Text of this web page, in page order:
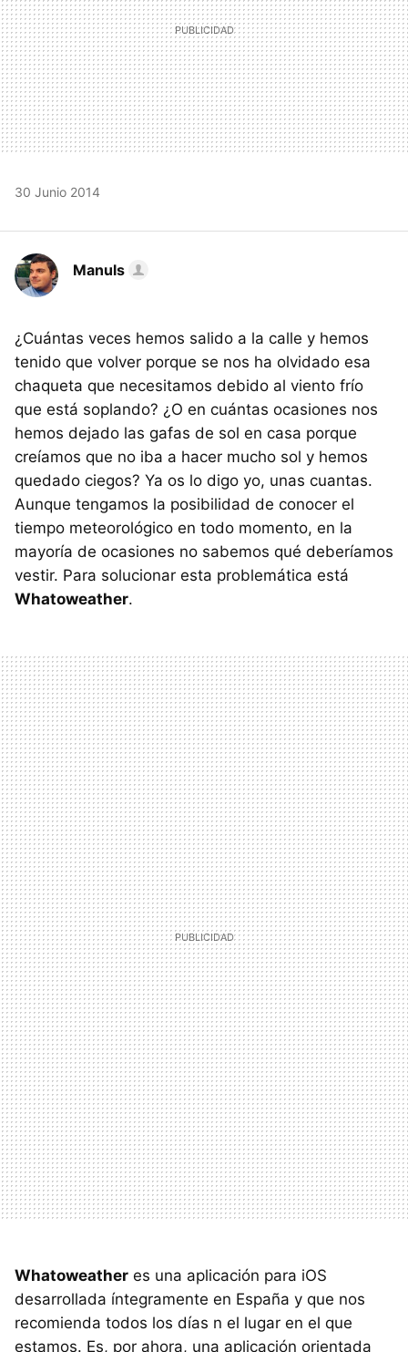
30 Junio 2014
Manuls
¿Cuántas veces hemos salido a la calle y hemos
tenido que volver porque se nos ha olvidado esa
chaqueta que necesitamos debido al viento frío
que está soplando? ¿O en cuántas ocasiones nos
hemos dejado las gafas de sol en casa porque
creíamos que no iba a hacer mucho sol y hemos
quedado ciegos? Ya os lo digo yo, unas cuantas.
Aunque tengamos la posibilidad de conocer el
tiempo meteorológico en todo momento, en la
mayoría de ocasiones no sabemos qué deberíamos
vestir. Para solucionar esta problemática está
Whatoweather.
Whatoweather es una aplicación para iOS
desarrollada íntegramente en España y que nos
recomienda todos los días n el lugar en el que
estamos. Es, por ahora, una aplicación orientada